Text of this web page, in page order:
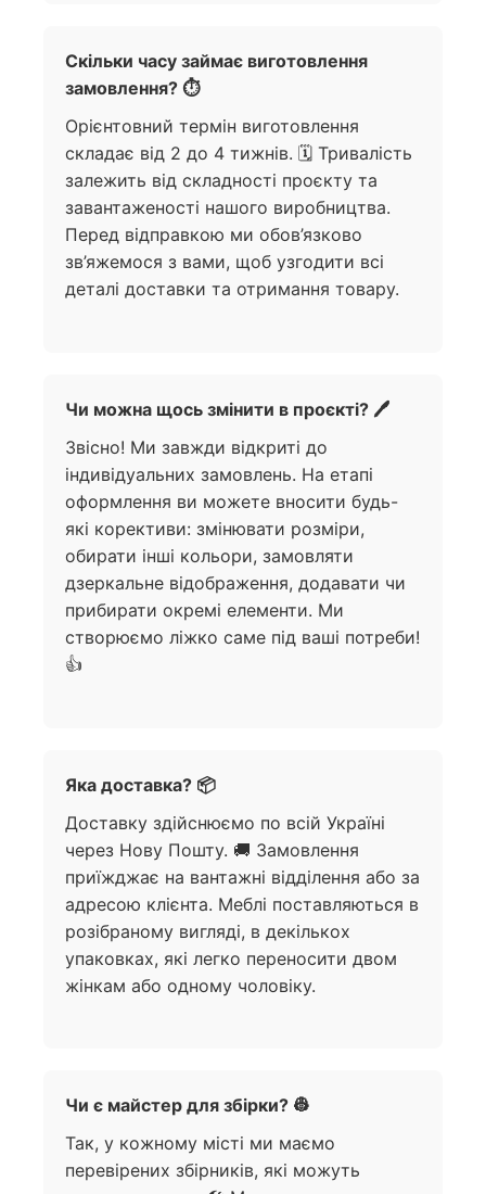
Скільки часу займає виготовлення
замовлення? ⏱️
Орієнтовний термін виготовлення
складає від 2 до 4 тижнів. 🗓️ Тривалість
залежить від складності проєкту та
завантаженості нашого виробництва.
Перед відправкою ми обов’язково
зв’яжемося з вами, щоб узгодити всі
деталі доставки та отримання товару.
Чи можна щось змінити в проєкті? 🖊️
Звісно! Ми завжди відкриті до
індивідуальних замовлень. На етапі
оформлення ви можете вносити будь-
які корективи: змінювати розміри,
обирати інші кольори, замовляти
дзеркальне відображення, додавати чи
прибирати окремі елементи. Ми
створюємо ліжко саме під ваші потреби!
👍
Яка доставка? 📦
Доставку здійснюємо по всій Україні
через Нову Пошту. 🚚 Замовлення
приїжджає на вантажні відділення або за
адресою клієнта. Меблі поставляються в
розібраному вигляді, в декількох
упаковках, які легко переносити двом
жінкам або одному чоловіку.
Чи є майстер для збірки? 👷
Так, у кожному місті ми маємо
перевірених збірників, які можуть